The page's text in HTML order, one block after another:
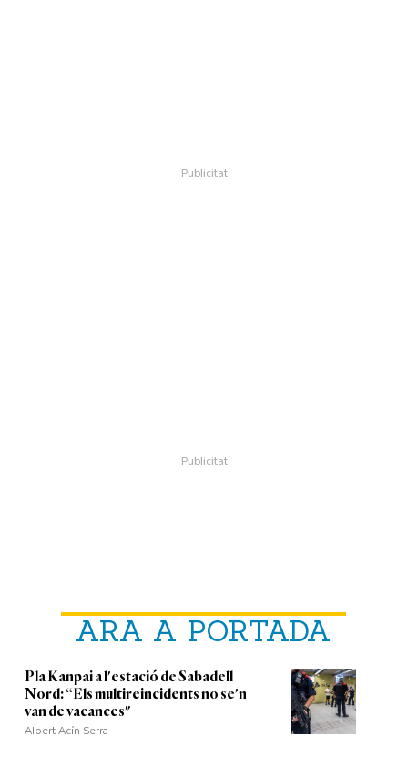
ARA A PORTADA
Pla Kanpai a l'estació de Sabadell
Nord: “Els multireincidents no se'n
van de vacances"
Albert Acín Serra